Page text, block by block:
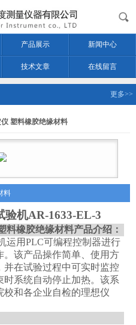
产品展示 新闻中心
技术文章 在线留言
更多>>
塑料橡胶绝缘材料
料
验机AR-1633-EL-3
料橡胶绝缘材料产品介绍：
运用PLC可编程控制器进行
该产品操作简单、使用方
在试验过程中可实时监控
系统自动停止加热。该系
和各企业自检的理想仪